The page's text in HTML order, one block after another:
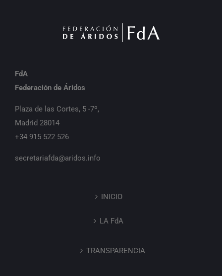
FdA
Federación de Áridos
Plaza de las Cortes, 5 -7º,
Madrid 28014
+34 915 522 526
secretariafda@aridos.info
INICIO
LA FdA
TRANSPARENCIA